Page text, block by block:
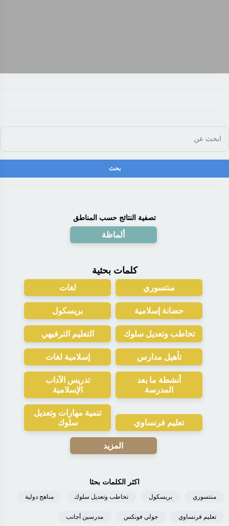
تصفية النتائج حسب المناطق
ألماظة
كلمات بحثية
منتسوري لغات
حضانة إسلامية بريسكول
تخاطب وتعديل سلوك التعليم الترفيهي
تأهيل مدارس إسلامية لغات
أنشطة ما بعد
المدرسة
تدريس الآداب
الإسلامية
تعليم فرنساوي
تنمية مهارات وتعديل
سلوك
المزيد
اكثر الكلمات بحثا
منتسوري بريسكول تخاطب وتعديل سلوك مناهج دولية
تعليم فرنساوي جولي فونكس مدرسين أجانب